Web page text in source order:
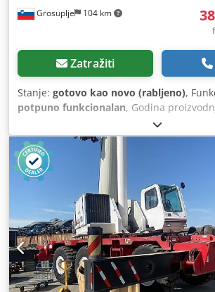
Grosuplje 104 km
Zatražiti
Stanje: gotovo kao novo (rabljeno),
potpuno funkcionalan, Godina
POSEBNE ZNAČAJKE 990 kg dizalica
priključak za punjenje telefona Velika
Ugrađena vakuumska pumpa Uklonjivi
Chedpjxwxcpefx Akcsa